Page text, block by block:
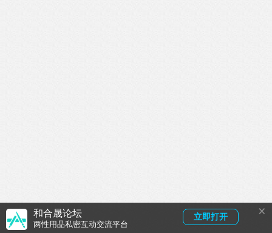
和合晟论坛
两性用品私密互动交流平台
立即打开 ×